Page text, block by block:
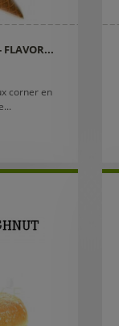
FLAVOR...
corner en